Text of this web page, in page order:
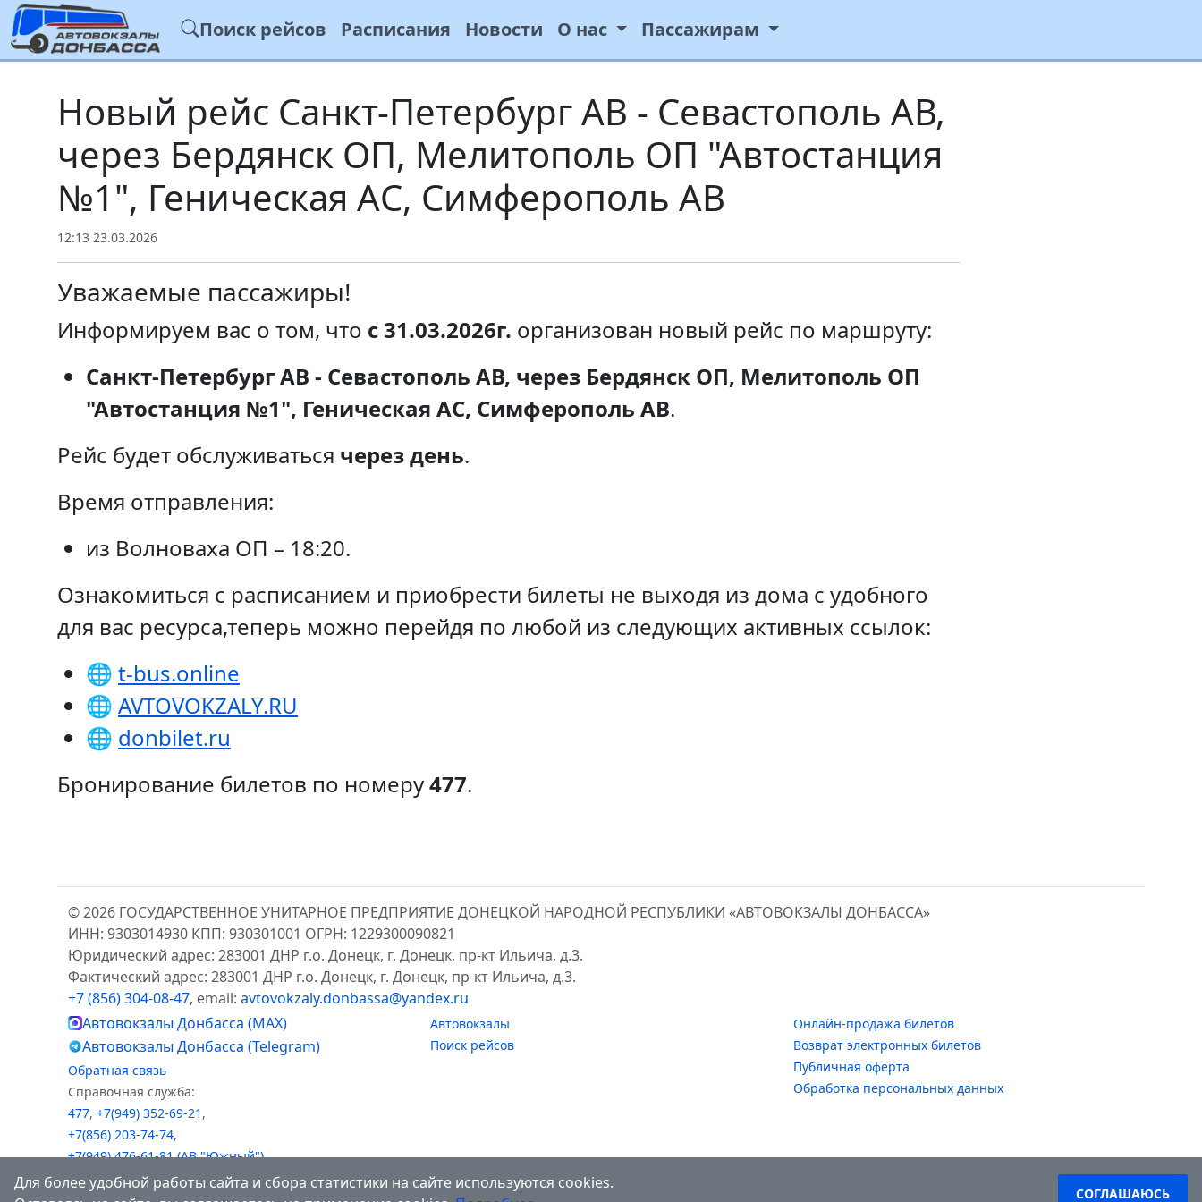
Поиск рейсов Расписания Новости О нас Пассажирам
Новый рейс Санкт-Петербург АВ - Севастополь АВ,
через Бердянск ОП, Мелитополь ОП "Автостанция
№1", Геническая АС, Симферополь АВ
12:13 23.03.2026
Уважаемые пассажиры!
Информируем вас о том, что с 31.03.2026г. организован новый рейс по маршруту:
Санкт-Петербург АВ - Севастополь АВ, через Бердянск ОП, Мелитополь ОП
"Автостанция №1", Геническая АС, Симферополь АВ.
Рейс будет обслуживаться через день.
Время отправления:
из Волноваха ОП – 18:20.
Ознакомиться с расписанием и приобрести билеты не выходя из дома с удобного
для вас ресурса,теперь можно перейдя по любой из следующих активных ссылок:
🌐 t-bus.online
🌐 AVTOVOKZALY.RU
🌐 donbilet.ru
Бронирование билетов по номеру477.
© 2026 ГОСУДАРСТВЕННОЕ УНИТАРНОЕ ПРЕДПРИЯТИЕ ДОНЕЦКОЙ НАРОДНОЙ РЕСПУБЛИКИ «АВТОВОКЗАЛЫ ДОНБАССА»
ИНН: 9303014930 КПП: 930301001 ОГРН: 1229300090821
Юридический адрес: 283001 ДНР г.о. Донецк, г. Донецк, пр-кт Ильича, д.3.
Фактический адрес: 283001 ДНР г.о. Донецк, г. Донецк, пр-кт Ильича, д.3.
+7 (856) 304-08-47, email: avtovokzaly.donbassa@yandex.ru
Автовокзалы Донбасса (MAX)
Автовокзалы Донбасса (Telegram)
Обратная связь
Справочная служба:
477, +7(949) 352-69-21 ,
+7(856) 203-74-74,
+7(949) 476-61-81 (АВ "Южный")
Автовокзалы
Поиск рейсов
Онлайн-продажа билетов
Возврат электронных билетов
Публичная оферта
Обработка персональных данных
Для более удобной работы сайта и сбора статистики на сайте используются cookies.
СОГЛАШАЮСЬ